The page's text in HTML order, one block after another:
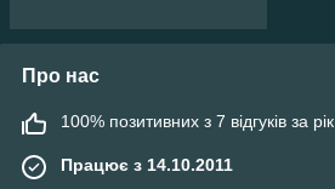
Про нас
100% позитивних з 7 відгуків за рік
Працює з 14.10.2011